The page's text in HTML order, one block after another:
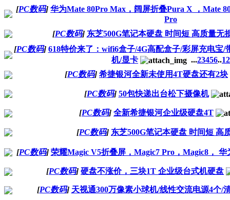
[PC数码] 华为Mate 80Pro Max，阔屏折叠Pura X ，Mate
Pro
[PC数码] 东芝500G笔记本硬盘 时间短 高质量无
[PC数码] 618特价来了：wifi6盒子/4G高配盒子/彩屏充电宝/
机/显卡
...23456..12
[PC数码] 希捷银河全新未使用4T硬盘还有2块
[PC数码] 50包快递出台松下摄像机
[PC数码] 全新希捷银河企业级硬盘4T
[PC数码] 东芝500G笔记本硬盘 时间短 高
[PC数码] 荣耀Magic V5折叠屏，Magic7 Pro，Magic8， 华
[PC数码] 硬盘不涨价，三块1T 企业级台式机硬盘
[PC数码] 天视通300万像素小球机/线性交流电源4个/